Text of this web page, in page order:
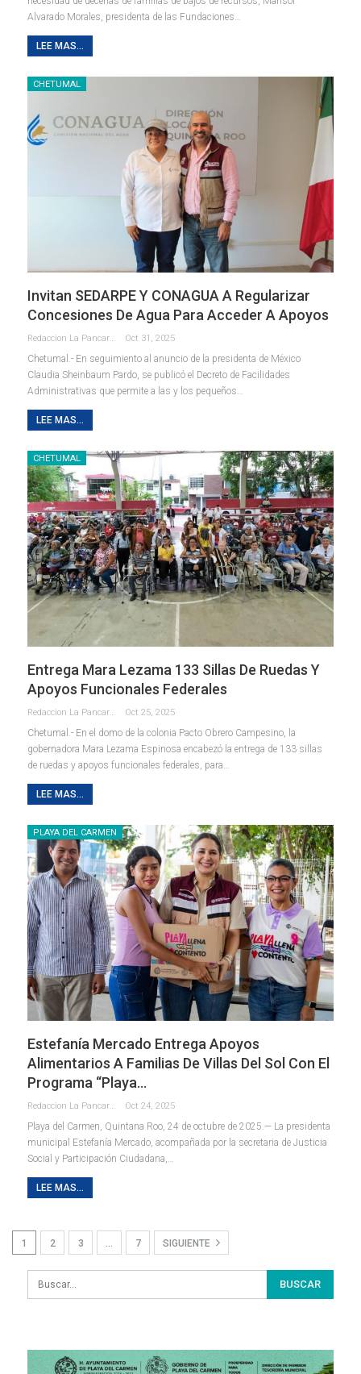
Alvarado Morales, presidenta de las Fundaciones
LEE MAS...
CHETUMAL
Invitan SEDARPE Y CONAGUA A Regularizar
Concesiones De Agua Para Acceder A Apoyos
Redaccion La Pancarta De Quintana Roo Oct 31, 2025
Chetumal.- En seguimiento al anuncio de la presidenta de México
Claudia Sheinbaum Pardo, se publicó el Decreto de Facilidades
Administrativas que permite a las y los pequeños
LEE MAS...
CHETUMAL
Entrega Mara Lezama 133 Sillas De Ruedas Y
Apoyos Funcionales Federales
Redaccion La Pancarta De Quintana Roo Oct 25, 2025
Chetumal.- En el domo de la colonia Pacto Obrero Campesino, la
gobernadora Mara Lezama Espinosa encabezó la entrega de 133 sillas
de ruedas y apoyos funcionales federales, para…
LEE MAS...
PLAYA DEL CARMEN
Estefanía Mercado Entrega Apoyos
Alimentarios A Familias De Villas Del Sol Con El
Programa “Playa…
Redaccion La Pancarta De Quintana Roo Oct 24, 2025
Playa del Carmen, Quintana Roo, 24 de octubre de 2025.— La presidenta
municipal Estefanía Mercado, acompañada por la secretaria de Justicia
Social y Participación Ciudadana,…
LEE MAS...
1 2 3 … 7 SIGUIENTE